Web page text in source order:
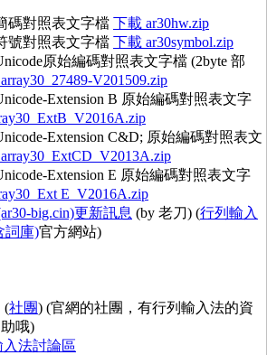
碼對照表文字檔 下載 ar30hw.zip
號對照表文字檔 下載 ar30symbol.zip
原始編碼對照表文字檔 (2byte 部
V201509.zip
Extension B 原始編碼對照表文字
Extension C&D; 原始編碼對照表文
Extension E 原始編碼對照表文字
E_V2016A.zip
big.cin)更新訊息 (by 老刀) (行列輸入
詞庫)官方網站)
(社團) (官網的社團，有行列輸入法的資
哦)
入法討論區